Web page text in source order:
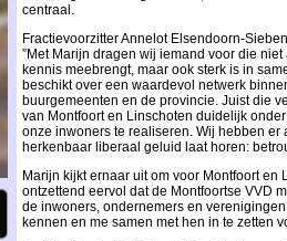
centraal.
Fractievoorzitter Annelot Elsendoorn-
”Met Marijn dragen wij iemand voor die
kennis meebrengt, maar ook sterk is in
beschikt over een waardevol netwerk
buurgemeenten en de provincie. Juist die
van Montfoort en Linschoten duidelijk
onze inwoners te realiseren. Wij hebben
herkenbaar liberaal geluid laat horen:
Marijn kijkt ernaar uit om voor Montfoort en
ontzettend eervol dat de Montfoortse VVD
de inwoners, ondernemers en
kennen en me samen met hen in te zetten